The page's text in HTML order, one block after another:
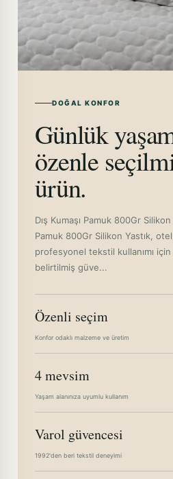
DOĞAL KONFOR
Günlük
özenle
ürün.
Dış Kumaşı Pamuk 800Gr Silikon
Pamuk 800Gr Silikon Yastık,
profesyonel tekstil kullanımı
belirtilmiş güve...
Özenli seçim
Konfor odaklı malzeme ve üretim
4 mevsim
Yaşam alanınıza uyumlu kullanım
Varol güvencesi
1992'den beri tekstil deneyimi